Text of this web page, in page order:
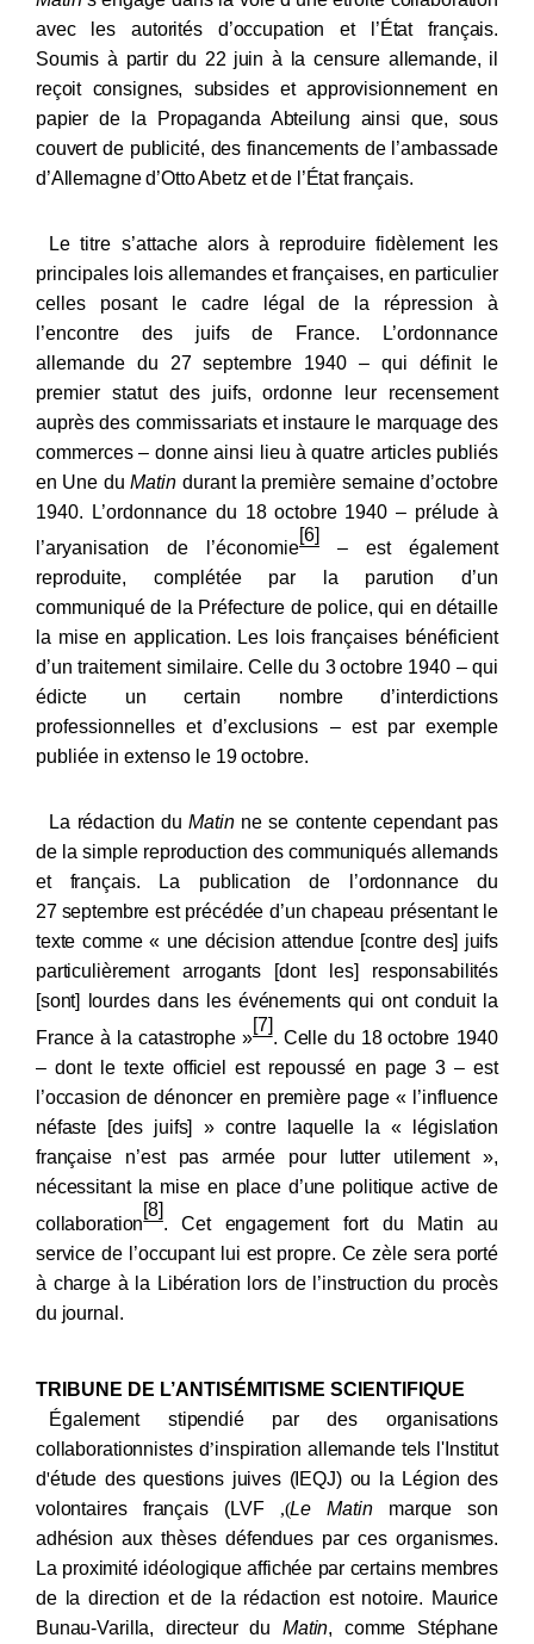
avec les autorités d’occupation et l’État français.
Soumis à partir du 22 juin à la censure allemande, il
reçoit consignes, subsides et approvisionnement en
papier de la Propaganda Abteilung ainsi que, sous
couvert de publicité, des financements de l’ambassade
d’Allemagne d’Otto Abetz et de l’État français.
Le titre s’attache alors à reproduire fidèlement les
principales lois allemandes et françaises, en particulier
celles posant le cadre légal de la répression à
l’encontre des juifs de France. L’ordonnance
allemande du 27 septembre 1940 – qui définit le
premier statut des juifs, ordonne leur recensement
auprès des commissariats et instaure le marquage des
commerces – donne ainsi lieu à quatre articles publiés
en Une duMatin durant la première semaine d’octobre
1940. L’ordonnance du 18 octobre 1940 – prélude à
l’aryanisation de l’économie
[6]
– est également
reproduite, complétée par la parution d’un
communiqué de la Préfecture de police, qui en détaille
la mise en application. Les lois françaises bénéficient
d’un traitement similaire. Celle du 3octobre 1940 – qui
édicte un certain nombre d’interdictions
professionnelles et d’exclusions – est par exemple
publiée in extenso le 19octobre.
La rédaction duMatinne se contente cependant pas
de la simple reproduction des communiqués allemands
et français. La publication de l’ordonnance du
27 septembre est précédée d’un chapeau présentant le
texte comme « une décision attendue [contre des] juifs
particulièrement arrogants [dont les] responsabilités
[sont] lourdes dans les événements qui ont conduit la
France à la catastrophe »
[7]
. Celle du 18 octobre 1940
– dont le texte officiel est repoussé en page 3 – est
l’occasion de dénoncer en première page « l’influence
néfaste [des juifs] » contre laquelle la « législation
française n’est pas armée pour lutter utilement »,
nécessitant la mise en place d’une politique active de
collaboration
[8]
. Cet engagement fort du Matin au
service de l’occupant lui est propre. Ce zèle sera porté
à charge à la Libération lors de l’instruction du procès
du journal .
TRIBUNE DE L’ANTISÉMITISME SCIENTIFIQUE
Également stipendié
par des organisations
collaborationnistes d’inspiration allemande tels l'Institut
d'étude des questions juives (IEQJ) ou la Légion des
volontaires français (LVF),Le Matinmarque son
adhésion aux thèses défendues par ces organismes.
La proximité idéologique affichée par certains membres
de la direction et de la rédaction est notoire. Maurice
Bunau-Varilla, directeur du Matin, comme Stéphane